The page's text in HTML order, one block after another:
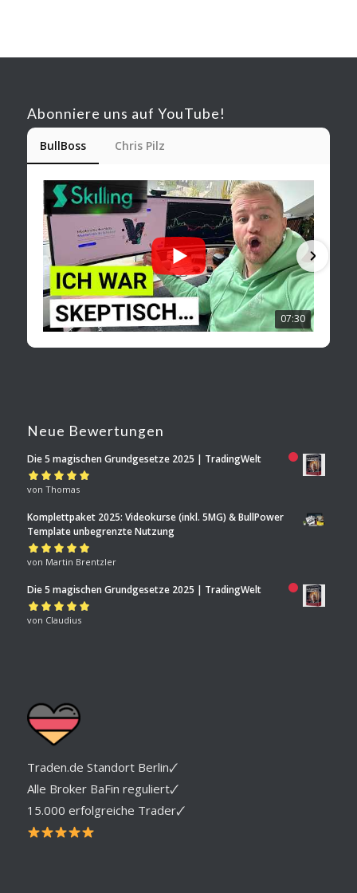
Abonniere uns auf YouTube!
BullBoss Chris Pilz
07:30
Neue Bewertungen
Die 5 magischen Grundgesetze 2025 | TradingWelt
Bewertet mit
von Thomas
Komplettpaket 2025: Videokurse (inkl. 5MG) & BullPower
Template unbegrenzte Nutzung
Bewertet mit5
von Martin Brentzler
Die 5 magischen Grundgesetze 2025 | TradingWelt
Bewertet mit
von Claudius
Traden.de Standort Berlin🗸
Alle Broker BaFin reguliert🗸
15.000 erfolgreiche Trader🗸